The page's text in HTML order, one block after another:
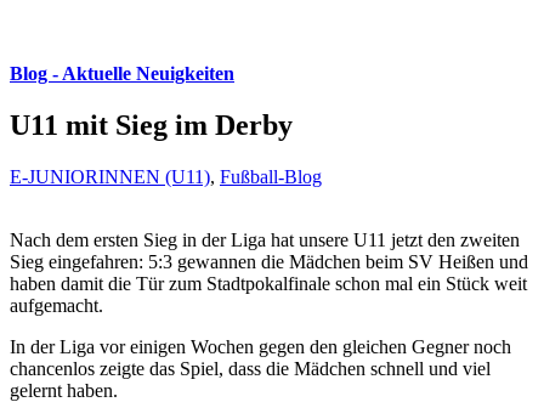
Blog - Aktuelle Neuigkeiten
U11 mit Sieg im Derby
E-JUNIORINNEN (U11), Fußball-Blog
Nach dem ersten Sieg in der Liga hat unsere U11 jetzt den zweiten
Sieg eingefahren: 5:3 gewannen die Mädchen beim SV Heißen und
haben damit die Tür zum Stadtpokalfinale schon mal ein Stück weit
aufgemacht.
In der Liga vor einigen Wochen gegen den gleichen Gegner noch
chancenlos zeigte das Spiel, dass die Mädchen schnell und viel
gelernt haben.